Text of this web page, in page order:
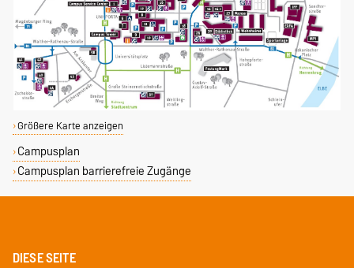
Größere Karte anzeigen
Campusplan
Campusplan barrierefreie Zugänge
DIESE SEITE